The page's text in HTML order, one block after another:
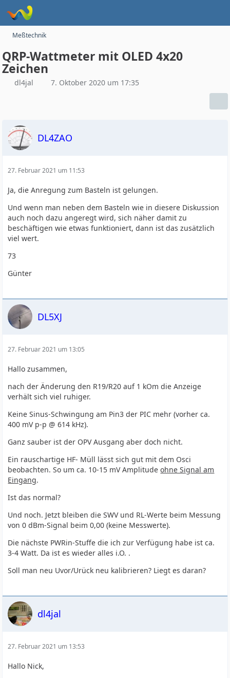
Meßtechnik
QRP-Wattmeter mit OLED 4x20
Zeichen
dl4jal 7. Oktober 2020 um 17:35
DL4ZAO
27. Februar 2021 um 11:53
Ja, die Anregung zum Basteln ist gelungen.
Und wenn man neben dem Basteln wie in diesere Diskussion
auch noch dazu angeregt wird, sich näher damit zu
beschäftigen wie etwas funktioniert, dann ist das zusätzlich
viel wert.
73
Günter
DL5XJ
27. Februar 2021 um 13:05
Hallo zusammen,
nach der Änderung den R19/R20 auf 1 kOm die Anzeige
verhält sich viel ruhiger.
Keine Sinus-Schwingung am Pin3 der PIC mehr (vorher ca.
400 mV p-p @ 614 kHz).
Ganz sauber ist der OPV Ausgang aber doch nicht.
Ein rauschartige HF- Müll lässt sich gut mit dem Osci
beobachten. So um ca. 10-15 mV Amplitudeohne Signal am
Eingang.
Ist das normal?
Und noch. Jetzt bleiben die SWV und RL-Werte beim Messung
von 0 dBm-Signal beim 0,00 (keine Messwerte).
Die nächste PWRin-Stuffe die ich zur Verfügung habe ist ca.
3-4 Watt. Da ist es wieder alles i.O. .
Soll man neu Uvor/Urück neu kalibrieren? Liegt es daran?
dl4jal
27. Februar 2021 um 13:53
Hallo Nick,